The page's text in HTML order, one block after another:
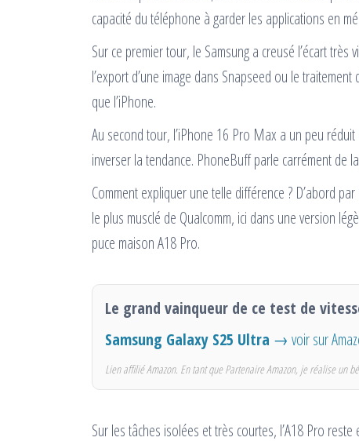
capacité du téléphone à garder les applications en
Sur ce premier tour, le Samsung a creusé l’écart
l’export d’une image dans Snapseed ou le
que l’iPhone.
Au second tour, l’iPhone 16 Pro Max a un peu
inverser la tendance. PhoneBuff parle carrément de
Comment expliquer une telle différence ? D’abord
le plus musclé de Qualcomm, ici dans une version
puce maison A18 Pro.
Le grand vainqueur de ce test de
Samsung Galaxy S25 Ultra → voir sur
Lien affilié Amazon. En tant que Partenaire Amazon, je réalise un
Sur les tâches isolées et très courtes, l’A18 Pro